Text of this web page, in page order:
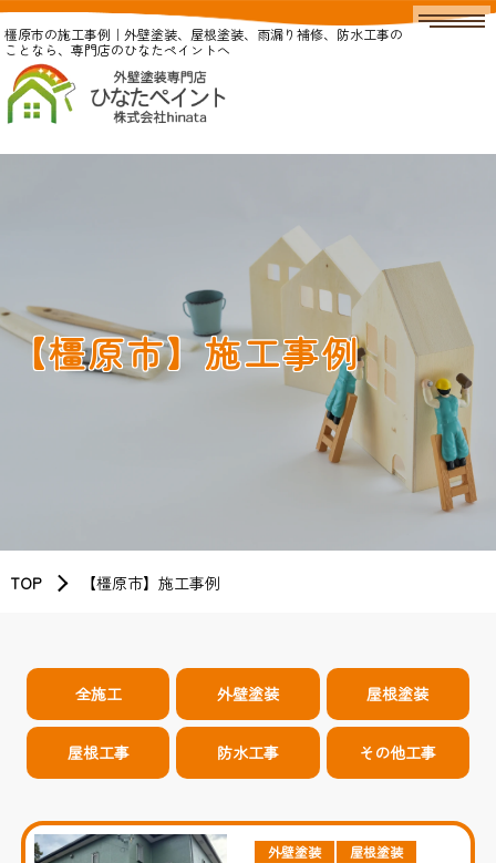
橿原市の施工事例｜外壁塗装、屋根塗装、雨漏り補修、防水工事の
ことなら、専門店のひなたペイントへ
【橿原市】施工事例
TOP 【橿原市】施工事例
全施工 外壁塗装 屋根塗装
屋根工事 防水工事 その他工事
外壁塗装 屋根塗装